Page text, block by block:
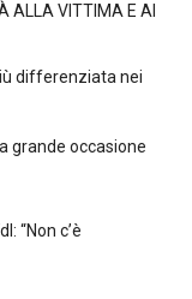
ALLA VITTIMA E AI
differenziata nei
grande occasione
“Non c’è